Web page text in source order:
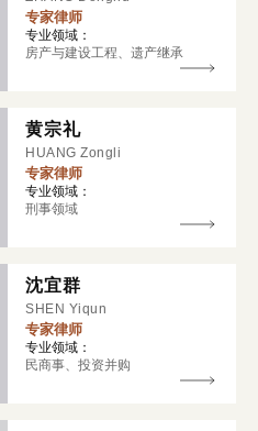
专家律师
专业领域：
房产与建设工程、遗产继承
黄宗礼
HUANG Zongli
专家律师
专业领域：
刑事领域
沈宜群
SHEN Yiqun
专家律师
专业领域：
民商事、投资并购